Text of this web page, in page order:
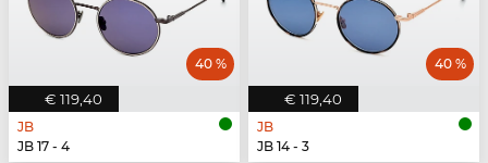
€ 119,40
40 %
JB
JB 17 - 4
€ 119,40
40 %
JB
JB 14 - 3